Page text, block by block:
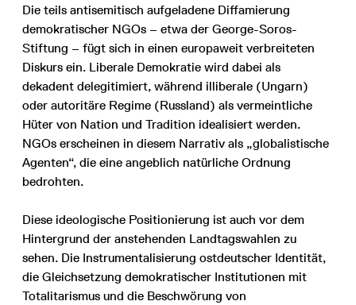
Die teils antisemitisch aufgeladene Diffamierung
demokratischer NGOs – etwa der George-Soros-
Stiftung – fügt sich in einen europaweit verbreiteten
Diskurs ein. Liberale Demokratie wird dabei als
dekadent delegitimiert, während illiberale (Ungarn)
oder autoritäre Regime (Russland) als vermeintliche
Hüter von Nation und Tradition idealisiert werden.
NGOs erscheinen in diesem Narrativ als „globalistische
Agenten“, die eine angeblich natürliche Ordnung
bedrohten.
Diese ideologische Positionierung ist auch vor dem
Hintergrund der anstehenden Landtagswahlen zu
sehen. Die Instrumentalisierung ostdeutscher Identität,
die Gleichsetzung demokratischer Institutionen mit
Totalitarismus und die Beschwörung von